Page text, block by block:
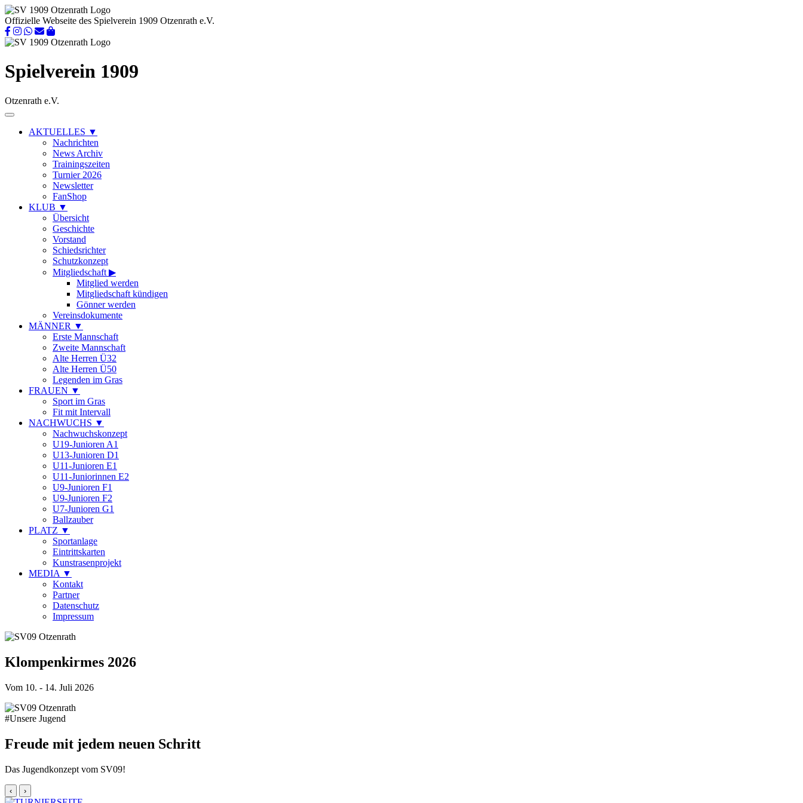
Offizielle Webseite des Spielverein 1909 Otzenrath e.V.
Spielverein 1909
Otzenrath e.V.
AKTUELLES ▼
Nachrichten
News Archiv
Trainingszeiten
Turnier 2026
Newsletter
FanShop
KLUB ▼
Übersicht
Geschichte
Vorstand
Schiedsrichter
Schutzkonzept
Mitgliedschaft ▶
Mitglied werden
Mitgliedschaft kündigen
Gönner werden
Vereinsdokumente
MÄNNER ▼
Erste Mannschaft
Zweite Mannschaft
Alte Herren Ü32
Alte Herren Ü50
Legenden im Gras
FRAUEN ▼
Sport im Gras
Fit mit Intervall
NACHWUCHS ▼
Nachwuchskonzept
U19-Junioren A1
U13-Junioren D1
U11-Junioren E1
U11-Juniorinnen E2
U9-Junioren F1
U9-Junioren F2
U7-Junioren G1
Ballzauber
PLATZ ▼
Sportanlage
Eintrittskarten
Kunstrasenprojekt
MEDIA ▼
Kontakt
Partner
Datenschutz
Impressum
Klompenkirmes 2026
Vom 10. - 14. Juli 2026
#Unsere Jugend
Freude mit jedem neuen Schritt
Das Jugendkonzept vom SV09!
‹ ›